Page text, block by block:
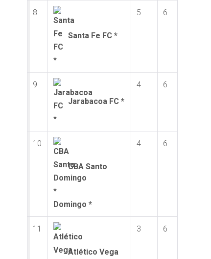
8
Santa Fe FC *
5 6
9
Jarabacoa FC *
4 6
10
CBA Santo
Domingo *
4 6
11
Atlético Vega
3 6